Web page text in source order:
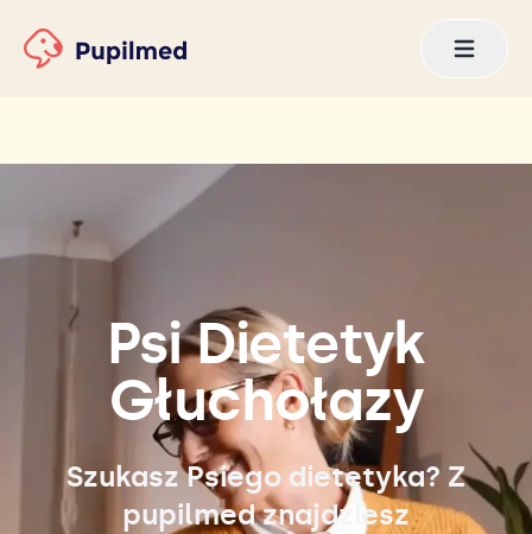
Psi Dietetyk
Głuchołazy
Szukasz Psiego dietetyka? Z
pupilmed znajdziesz